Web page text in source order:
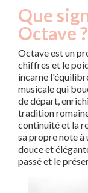
Que
Octave ?
Octave est un
chiffres et le
incarne
musicale qui
de départ,
tradition
continuité et la
sa propre note à
douce et
passé et le